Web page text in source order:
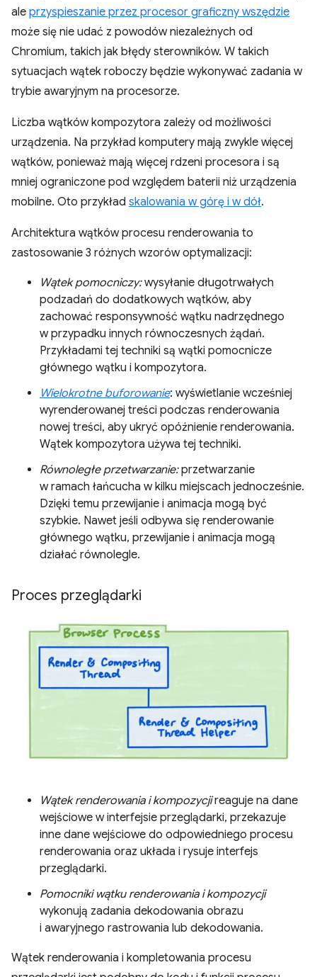
ale przyspieszanie przez procesor graficzny wszędzie
może się nie udać z powodów niezależnych od
Chromium, takich jak błędy sterowników. W takich
sytuacjach wątek roboczy będzie wykonywać zadania w
trybie awaryjnym na procesorze.
Liczba wątków kompozytora zależy od możliwości
urządzenia. Na przykład komputery mają zwykle więcej
wątków, ponieważ mają więcej rdzeni procesora i są
mniej ograniczone pod względem baterii niż urządzenia
mobilne. Oto przykład skalowania w górę i w dół.
Architektura wątków procesu renderowania to
zastosowanie 3 różnych wzorów optymalizacji:
Wątek pomocniczy:wysyłanie długotrwałych
podzadań do dodatkowych wątków, aby
zachować responsywność wątku nadrzędnego
w przypadku innych równoczesnych żądań.
Przykładami tej techniki są wątki pomocnicze
głównego wątku i kompozytora.
Wielokrotne buforowanie: wyświetlanie wcześniej
wyrenderowanej treści podczas renderowania
nowej treści, aby ukryć opóźnienie renderowania.
Wątek kompozytora używa tej techniki.
Równoległe przetwarzanie:przetwarzanie
w ramach łańcucha w kilku miejscach jednocześnie.
Dzięki temu przewijanie i animacja mogą być
szybkie. Nawet jeśli odbywa się renderowanie
głównego wątku, przewijanie i animacja mogą
działać równolegle.
Proces przeglądarki
Wątek renderowania i kompozycjireaguje na dane
wejściowe w interfejsie przeglądarki, przekazuje
inne dane wejściowe do odpowiedniego procesu
renderowania oraz układa i rysuje interfejs
przeglądarki.
Pomocniki wątku renderowania i kompozycji
wykonują zadania dekodowania obrazu
i awaryjnego rastrowania lub dekodowania.
Wątek renderowania i kompletowania procesu